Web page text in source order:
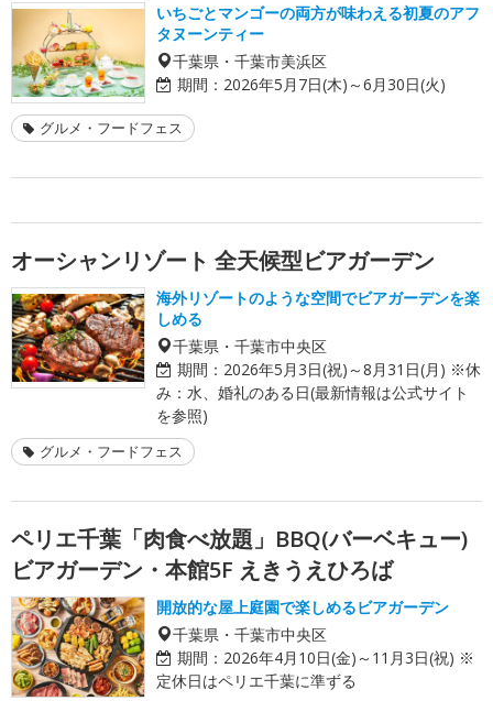
いちごとマンゴーの両方が味わえる初夏のアフ
タヌーンティー
千葉県・千葉市美浜区
期間： 2026年5月7日(木)～6月30日(火)
グルメ・フードフェス
オーシャンリゾート 全天候型ビアガーデン
海外リゾートのような空間でビアガーデンを楽
しめる
千葉県・千葉市中央区
期間： 2026年5月3日(祝)～8月31日(月) ※休
み：水、婚礼のある日(最新情報は公式サイト
を参照)
グルメ・フードフェス
ペリエ千葉「肉食べ放題」BBQ(バーベキュー)
ビアガーデン・本館5F えきうえひろば
開放的な屋上庭園で楽しめるビアガーデン
千葉県・千葉市中央区
期間： 2026年4月10日(金)～11月3日(祝) ※
定休日はペリエ千葉に準ずる